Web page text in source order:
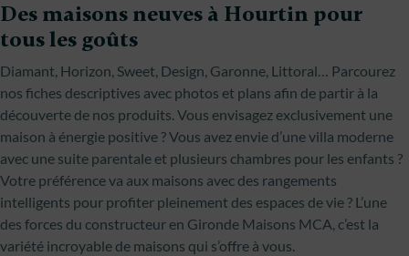
Des maisons neuves à Hourtin pour
tous les goûts
Diamant, Horizon, Sweet, Design, Garonne, Littoral… Parcourez
nos fiches descriptives avec photos et plans afin de partir à la
découverte de nos produits. Vous envisagez exclusivement une
maison à énergie positive ? Vous avez envie d’une villa moderne
avec une suite parentale et plusieurs chambres pour les enfants ?
Votre préférence va aux maisons avec des rangements
intelligents pour profiter pleinement des espaces de vie ? L’une
des forces du constructeur en Gironde Maisons MCA, c’est la
variété incroyable de maisons qui s’offre à vous.